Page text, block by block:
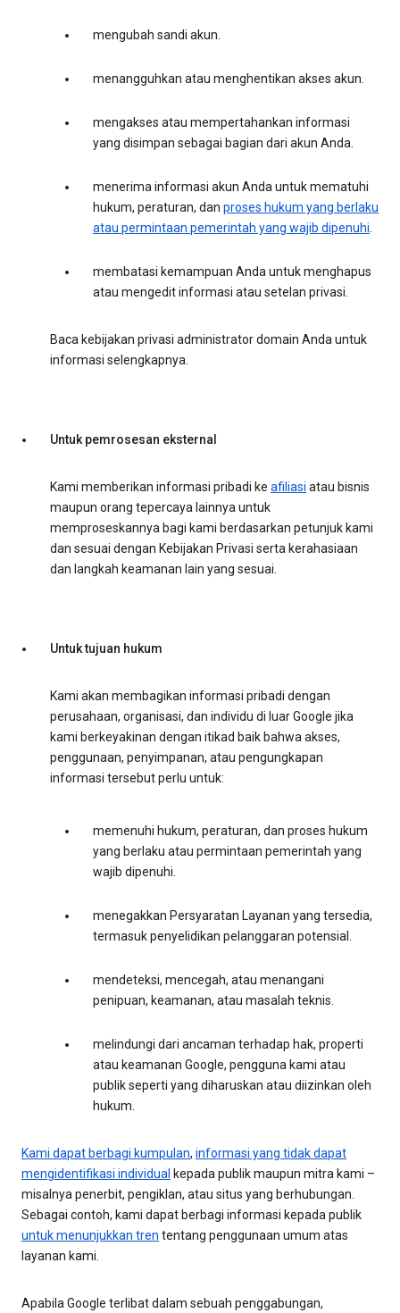
mengubah sandi akun.
menangguhkan atau menghentikan akses akun.
mengakses atau mempertahankan informasi
yang disimpan sebagai bagian dari akun Anda.
menerima informasi akun Anda untuk mematuhi
hukum, peraturan, dan proses hukum yang berlaku
atau permintaan pemerintah yang wajib dipenuhi.
membatasi kemampuan Anda untuk menghapus
atau mengedit informasi atau setelan privasi.
Baca kebijakan privasi administrator domain Anda untuk
informasi selengkapnya.
Untuk pemrosesan eksternal
Kami memberikan informasi pribadi ke afiliasi atau bisnis
maupun orang tepercaya lainnya untuk
memproseskannya bagi kami berdasarkan petunjuk kami
dan sesuai dengan Kebijakan Privasi serta kerahasiaan
dan langkah keamanan lain yang sesuai.
Untuk tujuan hukum
Kami akan membagikan informasi pribadi dengan
perusahaan, organisasi, dan individu di luar Google jika
kami berkeyakinan dengan itikad baik bahwa akses,
penggunaan, penyimpanan, atau pengungkapan
informasi tersebut perlu untuk:
memenuhi hukum, peraturan, dan proses hukum
yang berlaku atau permintaan pemerintah yang
wajib dipenuhi.
menegakkan Persyaratan Layanan yang tersedia,
termasuk penyelidikan pelanggaran potensial.
mendeteksi, mencegah, atau menangani
penipuan, keamanan, atau masalah teknis.
melindungi dari ancaman terhadap hak, properti
atau keamanan Google, pengguna kami atau
publik seperti yang diharuskan atau diizinkan oleh
hukum.
Kami dapat berbagi kumpulan, informasi yang tidak dapat
mengidentifikasi individual kepada publik maupun mitra kami –
misalnya penerbit, pengiklan, atau situs yang berhubungan.
Sebagai contoh, kami dapat berbagi informasi kepada publik
untuk menunjukkan tren tentang penggunaan umum atas
layanan kami.
Apabila Google terlibat dalam sebuah penggabungan,